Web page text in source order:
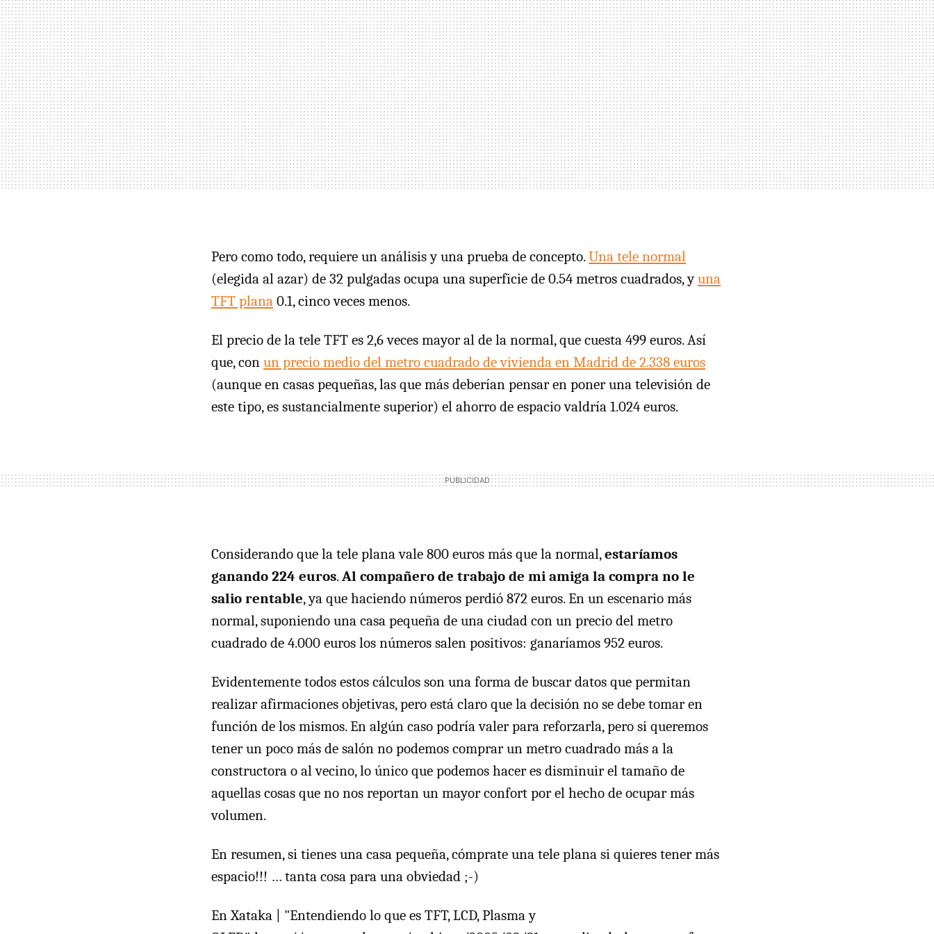
Pero como todo, requiere un análisis y una prueba de concepto.Una tele normal
(elegida al azar) de 32 pulgadas ocupa una superficie de 0.54 metros cuadrados, yuna
TFT plana 0.1, cinco veces menos.
El precio de la tele TFT es 2,6 veces mayor al de la normal, que cuesta 499 euros. Así
que, con un precio medio del metro cuadrado de vivienda en Madrid de 2.338 euros
(aunque en casas pequeñas, las que más deberían pensar en poner una televisión de
este tipo, es sustancialmente superior) el ahorro de espacio valdría 1.024 euros.
Considerando que la tele plana vale 800 euros más que la normal,estaríamos
ganando 224 euros.Al compañero de trabajo de mi amiga la compra no le
salio rentable, ya que haciendo números perdió 872 euros. En un escenario más
normal, suponiendo una casa pequeña de una ciudad con un precio del metro
cuadrado de 4.000 euros los números salen positivos: ganaríamos 952 euros.
Evidentemente todos estos cálculos son una forma de buscar datos que permitan
realizar afirmaciones objetivas, pero está claro que la decisión no se debe tomar en
función de los mismos. En algún caso podría valer para reforzarla, pero si queremos
tener un poco más de salón no podemos comprar un metro cuadrado más a la
constructora o al vecino, lo único que podemos hacer es disminuir el tamaño de
aquellas cosas que no nos reportan un mayor confort por el hecho de ocupar más
volumen.
En resumen, si tienes una casa pequeña, cómprate una tele plana si quieres tener más
espacio!!! … tanta cosa para una obviedad ;-)
En Xataka | "Entendiendo lo que es TFT, LCD, Plasma y